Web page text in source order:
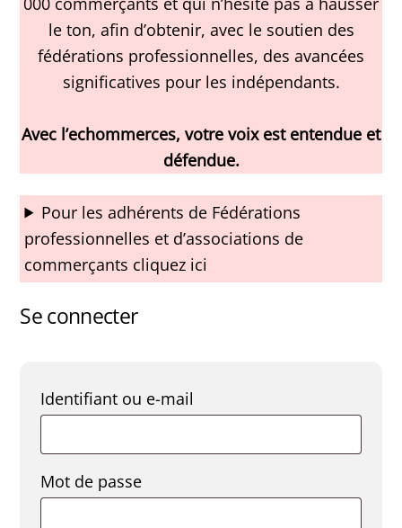
le ton, afin d’obtenir, avec le soutien des
fédérations professionnelles, des avancées
significatives pour les indépendants.
Avec l’echommerces, votre voix est entendue et
défendue.
Pour les adhérents de Fédérations
professionnelles et d’associations de
commerçants cliquez ici
Se connecter
Identifiant ou e-mail
Mot de passe